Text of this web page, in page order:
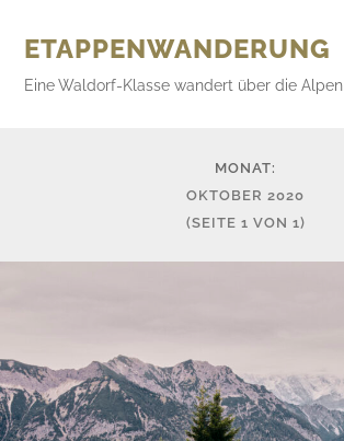
ETAPPENWANDERUNG
Eine Waldorf-Klasse wandert über die Alpen
MONAT:
OKTOBER 2020
(SEITE 1 VON 1)